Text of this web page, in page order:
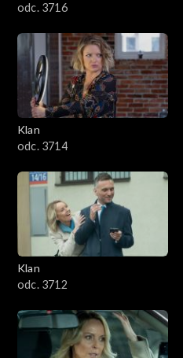
odc. 3716
Klan
odc. 3714
Klan
odc. 3712